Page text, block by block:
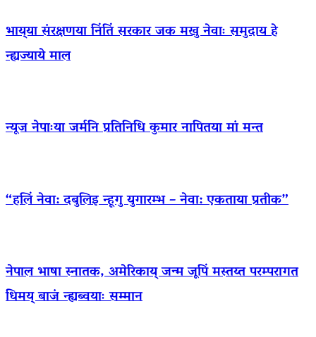
भाय्‌या संरक्षणया निंतिं सरकार जक मखु नेवाः समुदाय हे
न्ह्यज्याये माल
न्यूज नेपाःया जर्मनि प्रतिनिधि कुमार नापितया मां मन्त
“हलिं नेवा: दबुलिइ न्हूगु युगारम्भ – नेवा: एकताया प्रतीक”
नेपाल भाषा स्नातक, अमेरिकाय् जन्म जूपिं मस्तय्त परम्परागत
धिमय् बाजं न्ह्यब्वयाः सम्मान